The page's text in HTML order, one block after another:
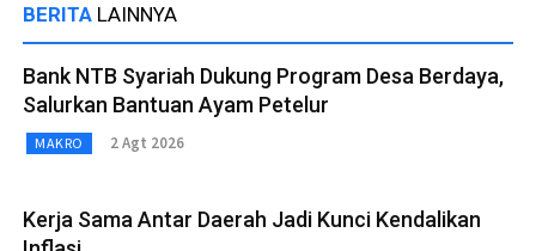
BERITA LAINNYA
Bank NTB Syariah Dukung Program Desa Berdaya,
Salurkan Bantuan Ayam Petelur
MAKRO 2 Agt 2026
Kerja Sama Antar Daerah Jadi Kunci Kendalikan